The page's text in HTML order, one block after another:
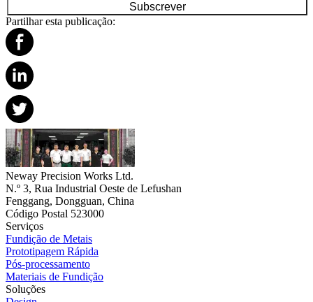
Subscrever
Partilhar esta publicação:
Neway Precision Works Ltd.
N.º 3, Rua Industrial Oeste de Lefushan
Fenggang, Dongguan, China
Código Postal 523000
Serviços
Fundição de Metais
Prototipagem Rápida
Pós-processamento
Materiais de Fundição
Soluções